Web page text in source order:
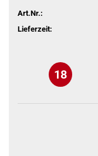
Art.Nr.:
Lieferzeit:
18